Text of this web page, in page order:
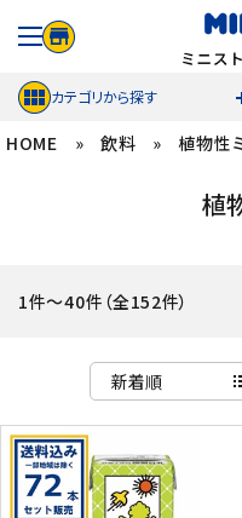
カテゴリから探す
ACCOUNT MENU
セール商品
カテゴリから探す
スイーツ
HOME » 飲料 » 植物性
植
1件～40件（全152件）
新着順
商品名
新着順
発売日順